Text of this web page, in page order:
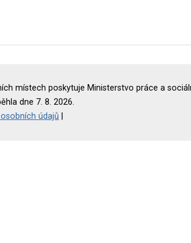
místech poskytuje Ministerstvo práce a
dne 7. 8. 2026.
údajů